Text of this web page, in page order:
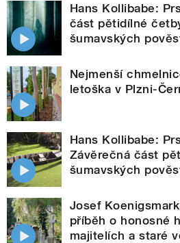
Hans Kollibabe:
část pětidílné
šumavských
Nejmenší
letoška v Plzni-
Hans Kollibabe:
Závěrečná část
šumavských
Josef
příběh o honosné
majitelích a staré